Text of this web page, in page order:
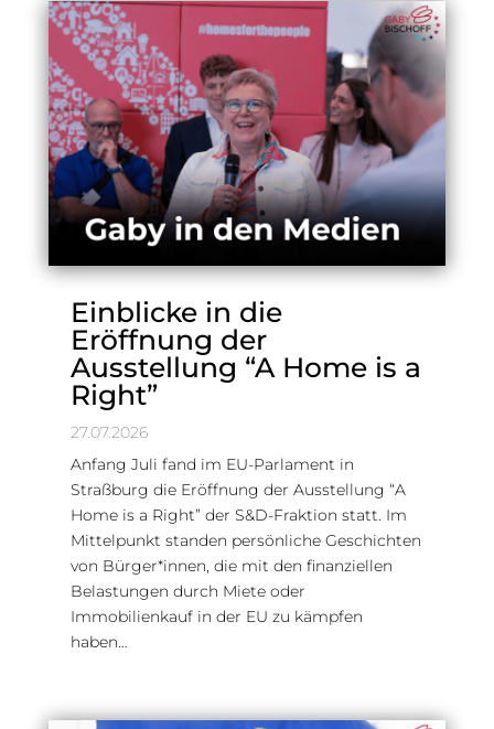
Einblicke in die
Eröffnung der
Ausstellung “A Home is a
Right”
27.07.2026
Anfang Juli fand im EU-Parlament in
Straßburg die Eröffnung der Ausstellung “A
Home is a Right” der S&D-Fraktion statt. Im
Mittelpunkt standen persönliche Geschichten
von Bürger*innen, die mit den finanziellen
Belastungen durch Miete oder
Immobilienkauf in der EU zu kämpfen
haben…